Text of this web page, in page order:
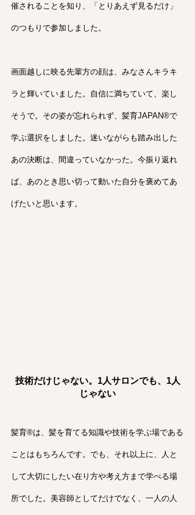
催されることを知り、「とりあえず見るだけ」
のつもりで参加しました。
画面越しに映る先輩方の顔は、みなさんキラキ
ラと輝いていました。自信に満ちていて、楽し
そうで。その姿が忘れられず、髪育JAPAN®︎で
学ぶ選択をしました。迷いながらも踏み出した
あの決断は、間違っていなかった。今振り返れ
ば、あのとき思い切って動いた自分を褒めてあ
げたいと思います。
技術だけじゃない。1人サロンでも、1人
じゃない
髪育®︎は、髪を育てる知識や技術を学ぶ場である
ことはもちろんです。でも、それ以上に、人と
して大切にしたい在り方や考え方まで学べる場
所でした。美容師としてだけでなく、一人の人